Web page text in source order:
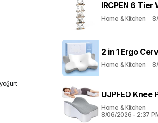
IRCPEN 6 Tier
Home & Kitchen
2 in 1 Ergo
Home & Kitchen
UJPFEO Knee
Home & Kitchen
8/06/2026 - 2:37